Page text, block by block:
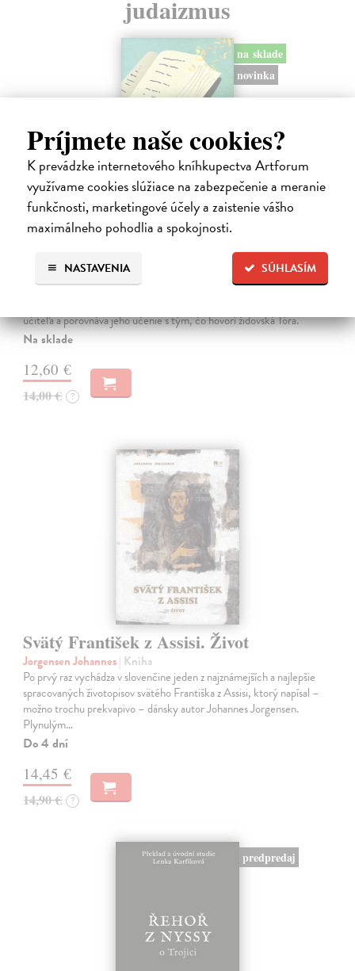
Príjmete naše cookies?
K prevádzke internetového kníhkupectva Artforum
využívame cookies slúžiace na zabezpečenie a meranie
funkčnosti, marketingové účely a zaistenie vášho
maximálneho pohodlia a spokojnosti.
SÚHLASÍM
NASTAVENIA
judaizmus
na sklade
novinka
Rabín sa rozpráva s Ježišom
Neusner Jacob| Kniha
Autor knihy sa v duchu stáva v Galilei poslucháčom Ježišovej Reči na
učiteľa a porovnáva jeho učenie s tým, čo hovorí židovská Tóra.
Na sklade
12,60 €
14,00 € ?
Svätý František z Assisi. Život
Jorgensen Johannes| Kniha
Po prvý raz vychádza v slovenčine jeden z najznámejších a najlepšie
spracovaných životopisov svätého Františka z Assisi, ktorý napísal –
možno trochu prekvapivo – dánsky autor Johannes Jorgensen.
Plynulým…
Do 4 dní
14,45 €
14,90 € ?
predpredaj